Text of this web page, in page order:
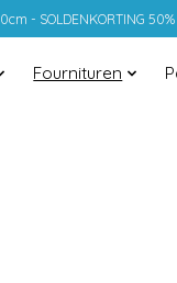
- SOLDENKORTING
Fournituren